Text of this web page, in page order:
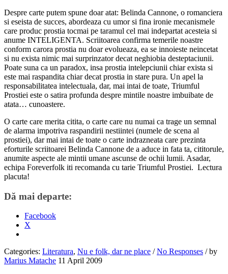
Despre carte putem spune doar atat: Belinda Cannone, o romanciera
si eseista de succes, abordeaza cu umor si fina ironie mecanismele
care produc prostia tocmai pe taramul cel mai indepartat acesteia si
anume INTELIGENTA. Scriitoarea confirma temerile noastre
conform carora prostia nu doar evolueaza, ea se innoieste neincetat
si nu exista nimic mai surprinzator decat neghiobia desteptaciunii.
Poate suna ca un paradox, insa prostia intelepciunii chiar exista si
este mai raspandita chiar decat prostia in stare pura. Un apel la
responsabilitatea intelectuala, dar, mai intai de toate, Triumful
Prostiei este o satira profunda despre mintile noastre imbuibate de
atata… cunoastere.
O carte care merita citita, o carte care nu numai ca trage un semnal
de alarma impotriva raspandirii nestiintei (numele de scena al
prostiei), dar mai intai de toate o carte indrazneata care prezinta
eforturile scriitoarei Belinda Cannone de a aduce in fata ta, cititorule,
anumite aspecte ale mintii umane ascunse de ochii lumii. Asadar,
echipa Foreverfolk iti recomanda cu tarie Triumful Prostiei. Lectura
placuta!
Dă mai departe:
Facebook
X
Categories: Literatura, Nu e folk, dar ne place / No Responses /by
Marius Matache 11 April 2009